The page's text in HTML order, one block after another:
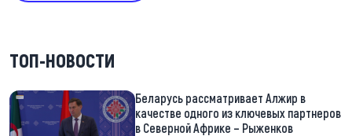
ТОП-НОВОСТИ
Беларусь рассматривает Алжир в
качестве одного из ключевых партнеров
в Северной Африке – Рыженков